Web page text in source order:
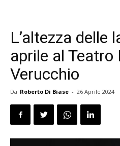
L’altezza delle
aprile al Teatro
Verucchio
Da Roberto Di Biase - 26 Aprile 2024